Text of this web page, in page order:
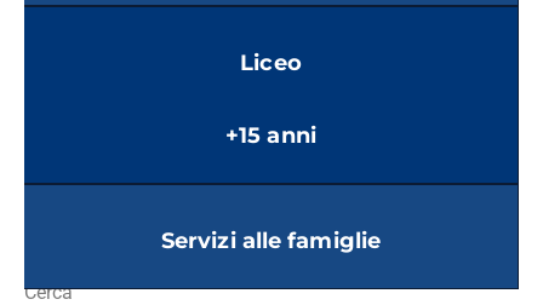
Liceo
+15 anni
Servizi alle famiglie
Cerca